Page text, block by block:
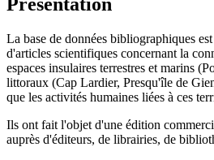
La base de données bibliographiques
d'articles scientifiques concernant la
espaces insulaires terrestres et marins
littoraux (Cap Lardier, Presqu'île de
que les activités humaines liées à ces
Ils ont fait l'objet d'une édition
auprès d'éditeurs, de librairies, de